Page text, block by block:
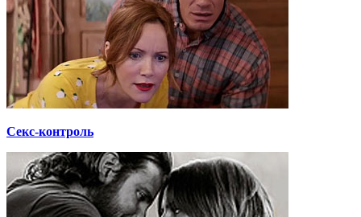
Секс-контроль